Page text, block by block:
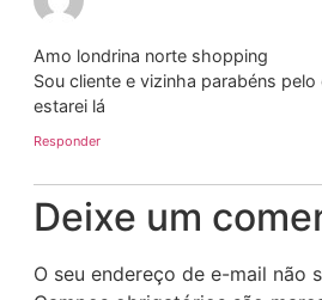
Amo londrina norte shopping
Sou cliente e vizinha parabéns
estarei lá
Responder
Deixe um
O seu endereço de e-mail não